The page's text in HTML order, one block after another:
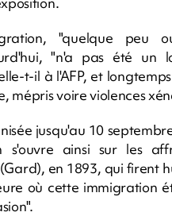
"quelque peu
"n'a pas été un
t-il à l'AFP, et
mépris voire violences
jusqu'au 10
s'ouvre ainsi sur les
en 1893, qui firent
où cette immigration